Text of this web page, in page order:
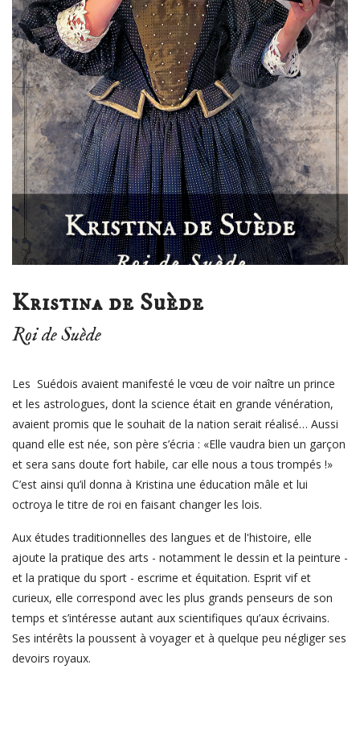
Kristina de Suède
Roi de Suède
Les Suédois avaient manifesté le vœu de voir naître un prince
et les astrologues, dont la science était en grande vénération,
avaient promis que le souhait de la nation serait réalisé… Aussi
quand elle est née, son père s’écria : «Elle vaudra bien un garçon
et sera sans doute fort habile, car elle nous a tous trompés !»
C’est ainsi qu’il donna à Kristina une éducation mâle et lui
octroya le titre de roi en faisant changer les lois.
Aux études traditionnelles des langues et de l'histoire, elle
ajoute la pratique des arts - notamment le dessin et la peinture -
et la pratique du sport - escrime et équitation. Esprit vif et
curieux, elle correspond avec les plus grands penseurs de son
temps et s’intéresse autant aux scientifiques qu’aux écrivains.
Ses intérêts la poussent à voyager et à quelque peu négliger ses
devoirs royaux.